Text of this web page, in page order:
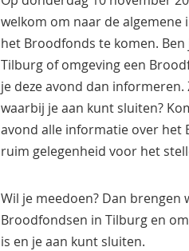
welkom om naar de
het Broodfonds te komen.
Tilburg of omgeving een
je deze avond dan informeren.
waarbij je aan kunt sluiten?
avond alle informatie over het
ruim gelegenheid voor het
Wil je meedoen? Dan brengen
Broodfondsen in Tilburg en
is en je aan kunt sluiten.